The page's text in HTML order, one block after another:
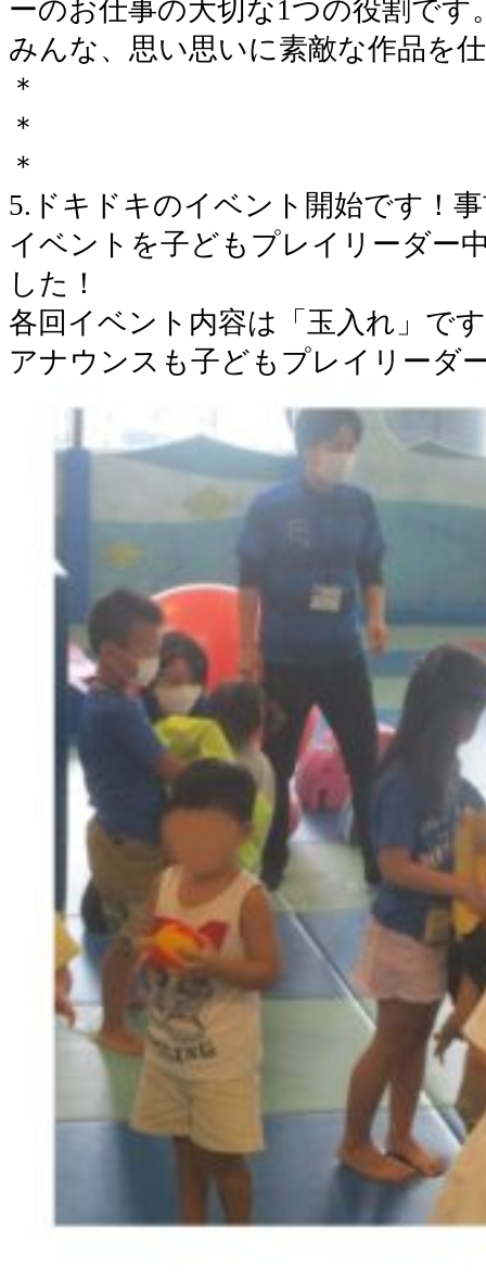
ーのお仕事の大切な1つの役割です
みんな、思い思いに素敵な作品を
＊
＊
＊
5.ドキドキのイベント開始です！
イベントを子どもプレイリーダー
した！
各回イベント内容は「玉入れ」で
アナウンスも子どもプレイリーダ